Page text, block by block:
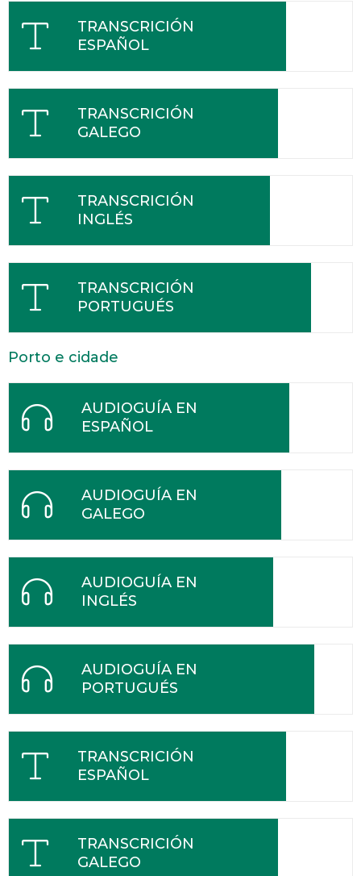
TRANSCRICIÓN
ESPAÑOL
TRANSCRICIÓN
GALEGO
TRANSCRICIÓN
INGLÉS
TRANSCRICIÓN
PORTUGUÉS
Porto e cidade
AUDIOGUÍA EN
ESPAÑOL
AUDIOGUÍA EN
GALEGO
AUDIOGUÍA EN
INGLÉS
AUDIOGUÍA EN
PORTUGUÉS
TRANSCRICIÓN
ESPAÑOL
TRANSCRICIÓN
GALEGO